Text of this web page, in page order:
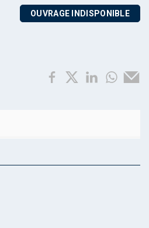
OUVRAGE INDISPONIBLE